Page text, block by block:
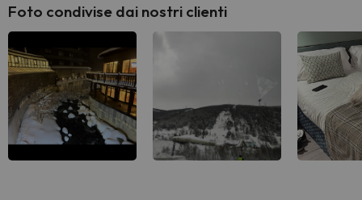
Foto condivise dai nostri clienti